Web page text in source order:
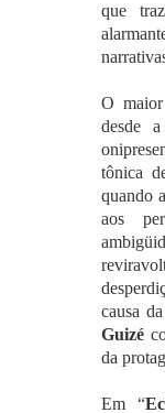
que
O maior
desde
tônica
quando
aos
causa
Guizé
da
Em “